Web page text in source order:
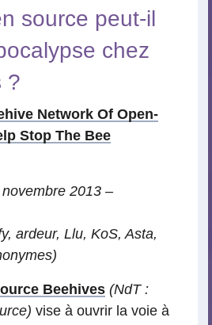
source peut-il
chez
?
Network Of Open-
Stop The Bee
2013 –
ardeur, Llu, KoS, Asta,
Beehives (NdT :
vise à ouvrir la voie à